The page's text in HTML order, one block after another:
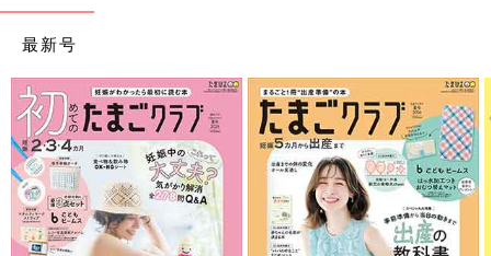
最新号